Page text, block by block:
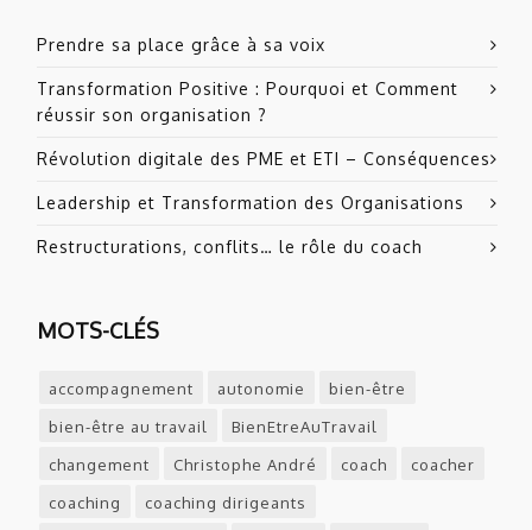
Prendre sa place grâce à sa voix
Transformation Positive : Pourquoi et Comment
réussir son organisation ?
Révolution digitale des PME et ETI – Conséquences
Leadership et Transformation des Organisations
Restructurations, conflits… le rôle du coach
MOTS-CLÉS
accompagnement autonomie
bien-être
bien-être au travail
BienEtreAuTravail
changement
Christophe André coach
coacher
coaching
coaching dirigeants